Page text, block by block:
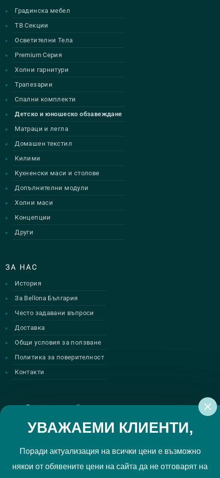
УВАЖАЕМИ КЛИЕНТИ,
Поради актуализация на всички цени е възможно
някои от обявените цени на сайта да не отговарят на
Градинска мебел
ТВ Секции
Осветителни Тела
Premium Серия
Холни гарнитури
Трапезарии
Спални комплекти
Детско и юношеско обзавеждане
Матраци и легла
Домашен текстил
Килими
Кухненски маси и столове
Допълнителни модули
Холни маси
Концепции
Други
ЗА НАС
История
За Bellona България
Често задавани въпроси
Доставка
Общи условия за ползване
Политика за поверителност
Контакти
Регистрирай се за нашите атрактивни
Прочетох и приемам Политиката за поверителност